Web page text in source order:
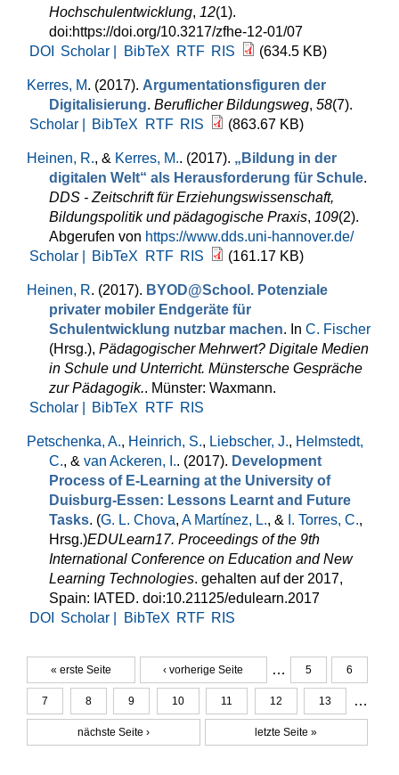
Hochschulentwicklung, 12(1).
doi:https://doi.org/10.3217/zfhe-12-01/07
DOI
Scholar | BibTeX RTF RIS (634.5 KB)
Kerres, M. (2017). Argumentationsfiguren der
Digitalisierung. Beruflicher Bildungsweg, 58(7).
Scholar |
BibTeX RTF RIS (863.67 KB)
Heinen, R., & Kerres, M.. (2017). „Bildung in der
digitalen Welt“ als Herausforderung für Schule.
DDS - Zeitschrift für Erziehungswissenschaft,
Bildungspolitik und pädagogische Praxis, 109(2).
Abgerufen von https://www.dds.uni-hannover.de/
Scholar |
BibTeX RTF RIS (161.17 KB)
Heinen, R. (2017). BYOD@School. Potenziale
privater mobiler Endgeräte für
Schulentwicklung nutzbar machen. In C. Fischer
(Hrsg.), Pädagogischer Mehrwert? Digitale Medien
in Schule und Unterricht. Münstersche Gespräche
zur Pädagogik.. Münster: Waxmann.
Scholar |
BibTeX RTF RIS
Petschenka, A., Heinrich, S., Liebscher, J., Helmstedt,
C., & van Ackeren, I.. (2017). Development
Process of E-Learning at the University of
Duisburg-Essen: Lessons Learnt and Future
Tasks. (G. L. Chova, A Martínez, L., & I. Torres, C.,
Hrsg.)EDULearn17. Proceedings of the 9th
International Conference on Education and New
Learning Technologies. gehalten auf der 2017,
Spain: IATED. doi:10.21125/edulearn.2017
DOI
Scholar | BibTeX RTF RIS
Seiten
« erste Seite ‹ vorherige Seite … 5 6
7 8 9 10 11 12 13 …
nächste Seite › letzte Seite »